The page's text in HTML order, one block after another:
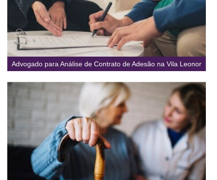
Advogado para Análise de Contrato de Adesão na Vila Leonor